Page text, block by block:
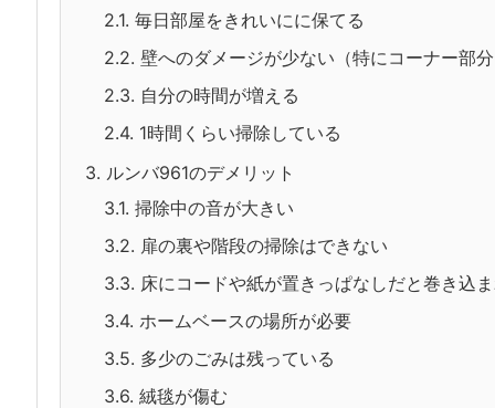
2.1. 毎日部屋をきれいにに保てる
2.2. 壁へのダメージが少ない（特にコーナー部
2.3. 自分の時間が増える
2.4. 1時間くらい掃除している
3. ルンバ961のデメリット
3.1. 掃除中の音が大きい
3.2. 扉の裏や階段の掃除はできない
3.3. 床にコードや紙が置きっぱなしだと巻き込
3.4. ホームベースの場所が必要
3.5. 多少のごみは残っている
3.6. 絨毯が傷む